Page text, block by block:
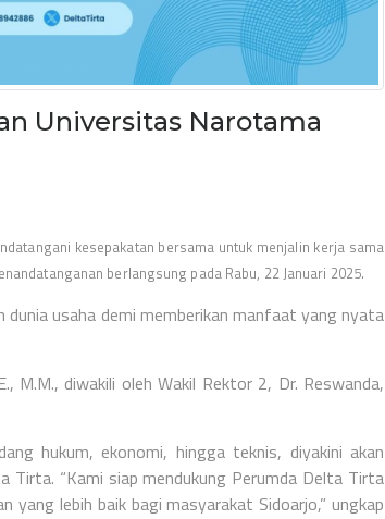
Universitas Narotama
kesepakatan bersama untuk menjalin kerja sama
berlangsung pada Rabu, 22 Januari 2025.
dunia usaha demi memberikan manfaat yang nyata
M.M., diwakili oleh Wakil Rektor 2, Dr. Reswanda,
hukum, ekonomi, hingga teknis, diyakini akan
Tirta. “Kami siap mendukung Perumda Delta Tirta
yang lebih baik bagi masyarakat Sidoarjo,” ungkap